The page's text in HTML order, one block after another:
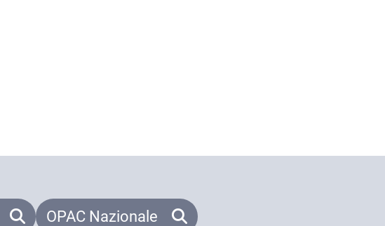
OPAC Nazionale